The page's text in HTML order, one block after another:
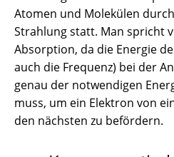
Atomen und Molekülen
Strahlung statt. Man spricht
Absorption, da die Energie
auch die Frequenz) bei der
genau der notwendigen
muss, um ein Elektron von
den nächsten zu befördern.